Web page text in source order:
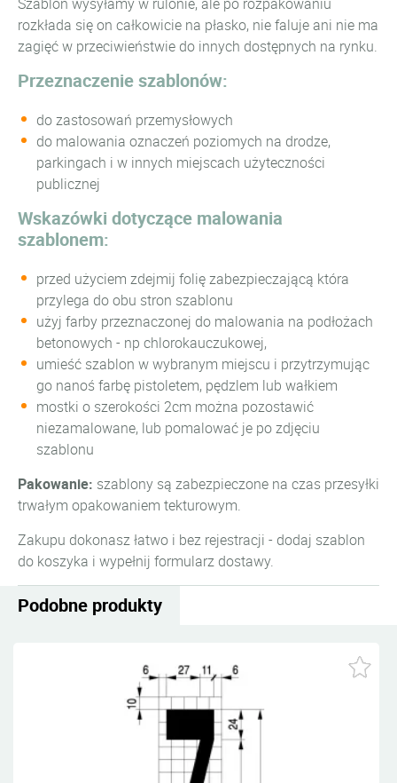
rozkłada się on całkowicie na płasko, nie faluje ani nie ma
zagięć w przeciwieństwie do innych dostępnych na rynku.
Przeznaczenie szablonów:
do zastosowań przemysłowych
do malowania oznaczeń poziomych na drodze,
parkingach i w innych miejscach użyteczności
publicznej
Wskazówki dotyczące malowania
szablonem:
przed użyciem zdejmij folię zabezpieczającą która
przylega do obu stron szablonu
użyj farby przeznaczonej do malowania na podłożach
betonowych - np chlorokauczukowej,
umieść szablon w wybranym miejscu i przytrzymując
go nanoś farbę pistoletem, pędzlem lub wałkiem
mostki o szerokości 2cm można pozostawić
niezamalowane, lub pomalować je po zdjęciu
szablonu
Pakowanie: szablony są zabezpieczone na czas przesyłki
trwałym opakowaniem tekturowym.
Zakupu dokonasz łatwo i bez rejestracji - dodaj szablon
do koszyka i wypełnij formularz dostawy.
Podobne produkty